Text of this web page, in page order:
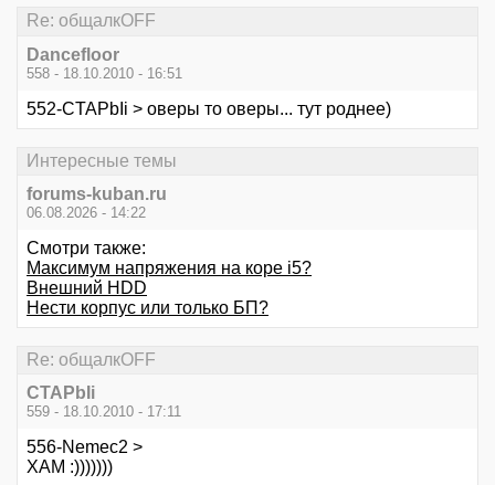
Re: общалкOFF
Dancefloor
558 - 18.10.2010 - 16:51
552-CTAPbIi > оверы то оверы... тут роднее)
Интересные темы
forums-kuban.ru
06.08.2026 - 14:22
Смотри также:
Максимум напряжения на коре i5?
Внешний HDD
Нести корпус или только БП?
Re: общалкOFF
CTAPbIi
559 - 18.10.2010 - 17:11
556-Nemec2 >
ХАМ :)))))))